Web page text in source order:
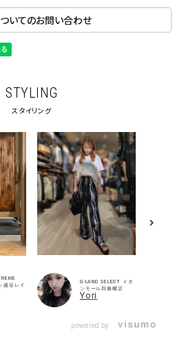
いてのお問い合わせ
STYLING
スタイリング
越谷レイ
G-LAND SELECT イオ
ンモール四條畷店
Yori
powered by